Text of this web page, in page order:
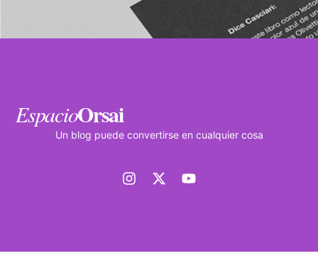
EspacioOrsai
Un blog puede convertirse en cualquier cosa